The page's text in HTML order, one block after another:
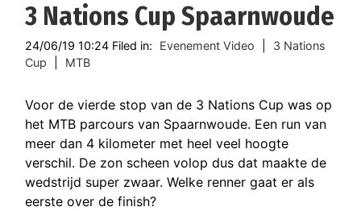
3 Nations Cup Spaarnwoude
24/06/19 10:24 Filed in: Evenement Video
3 Nations
Cup
MTB
Voor de vierde stop van de 3 Nations Cup was op
het MTB parcours van Spaarnwoude. Een run van
meer dan 4 kilometer met heel veel hoogte
verschil. De zon scheen volop dus dat maakte de
wedstrijd super zwaar. Welke renner gaat er als
eerste over de finish?